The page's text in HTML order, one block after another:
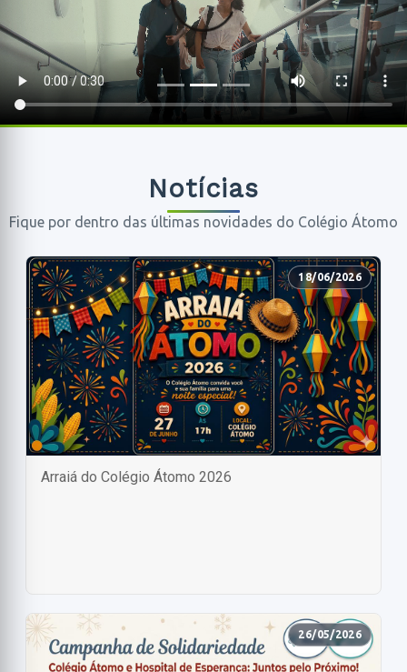
Notícias
Fique por dentro das últimas novidades do Colégio Átomo
18/06/2026
Arraiá do Colégio Átomo 2026
26/05/2026